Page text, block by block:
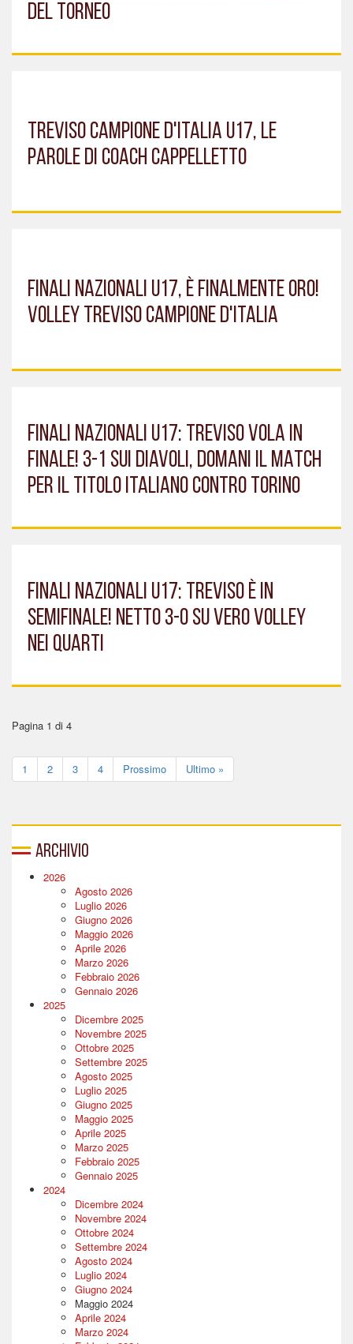
DEL TORNEO
TREVISO CAMPIONE D'ITALIA U17, LE
PAROLE DI COACH CAPPELLETTO
FINALI NAZIONALI U17, È FINALMENTE ORO!
VOLLEY TREVISO CAMPIONE D'ITALIA
FINALI NAZIONALI U17: TREVISO VOLA IN
FINALE! 3-1 SUI DIAVOLI, DOMANI IL MATCH
PER IL TITOLO ITALIANO CONTRO TORINO
FINALI NAZIONALI U17: TREVISO È IN
SEMIFINALE! NETTO 3-0 SU VERO VOLLEY
NEI QUARTI
Pagina 1 di 4
1 2 3 4 Prossimo Ultimo »
Archivio
2026
Agosto 2026
Luglio 2026
Giugno 2026
Maggio 2026
Aprile 2026
Marzo 2026
Febbraio 2026
Gennaio 2026
2025
Dicembre 2025
Novembre 2025
Ottobre 2025
Settembre 2025
Agosto 2025
Luglio 2025
Giugno 2025
Maggio 2025
Aprile 2025
Marzo 2025
Febbraio 2025
Gennaio 2025
2024
Dicembre 2024
Novembre 2024
Ottobre 2024
Settembre 2024
Agosto 2024
Luglio 2024
Giugno 2024
Maggio 2024
Aprile 2024
Marzo 2024